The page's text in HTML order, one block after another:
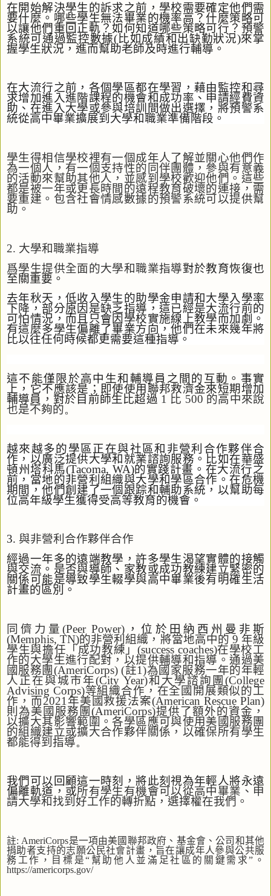
在開始解決學生的訴求之前，學校需要確定他們需
要什麼。哪些學生無法畢業的機率高？什麼策略可
以讓他們重回正軌？如何知道哪些策略可行？預警
系統可通過監控數據( 比如成績和出缺勤狀況)來掌
握學生狀況，進而幫助老師及時進行輔導。
在大流行之前，各個學區都在學習，藉由監控和尋
求增加進入進階課程的機會和成功率、申請經費資
助、在進入大學或參與培訓間做出選擇，將預警系
統從高中畢業擴展到大學和職業準備階段。
學生得相信學校裡有一個成年人了解並關心他們作
為一個人，有一個支持性的同伴團體，參與有意義
的活動來幫助其他人，並感到學校歡迎他們。這些
都是被一年或更長時間的遠程教育破壞的連接，需
要重建。包含社會情感數據的預警系統可以提供幫
助。
2. 大學和職業指導
爲學生提供全面的大學和職業指導對於教育恢復也
至關重要。
去年秋天，低收入學生的助學金申請和大學入學率
下降，部分原因是缺乏指導，這已經是大流行前的
可怕情況，而且只會因學校實施線上教學而加劇。
有這麼多學生偏離了畢業方向，他們在未來幾年將
比以往任何時候都更需要這種指導。
這不能僅限於高中生和輔導員之間的互動。事實
上，它不應該是；即使使用聯邦救濟金來短期增加
輔導員，對於目前師生比超過 1 比 500 的高中來說
也是不夠的。
越來越多的學區正在與社區和非營利合作夥伴合
作，以廣泛提供大學和就業諮詢服務。比如在華盛
頓州塔科馬(Tacoma, WA)的實踐計畫。在大流行之
前，當地的非營利組織與大學和學區合作。在危機
期間，他們創建了一個跟踪和輔助系統，以幫助每
位高年級學生獲得受高等教育的機會。
3. 與非營利合作夥伴合作
經過一年多的遠端教學，許多學生渴望實體的接觸
與交流。是否與導師、家教或成功教練建立緊密的
關係可能是導致學生輟學與高中畢業後有明確生活
計畫的區別。
同儕力量(Peer Power) ，位於田納西州曼非斯
(Memphis, TN)的非營利組織，將當地高中的 9 年級
學生與擔任「成功教練」 (success coaches)在學校工
作的大學生進行配對，以提供輔導和指導。通過美
國服務團(AmeriCorps) (註1)為國家服務一年的年輕
人正在與城市年(City Year)和大學諮詢團(College
Advising Corps)等組織合作，在全國開展類似的工
作，而2021 年美國救援法案(American Rescue Plan)
則為美國服務團(AmeriCorps)提供了額外的資金，
以擴大其影響範圍。各學區應可與使用美國服務團
的組織建立或擴大合作夥伴關係，以確保所有學生
都能得到指導。
我們可以回顧這一時刻，將此刻視為年輕人將永遠
偏離軌道，或所有學生有機會可以從高中畢業、申
請大學和找到好工作的轉折點，選擇權在我們。
註: AmeriCorps是一項由美國聯邦政府、基金會、公司和其他
捐助者支持的志願公民社會計畫，旨在讓成年人參與公共服
務工作，目標是“幫助他人並滿足社區的關鍵需求”。
https://americorps.gov/